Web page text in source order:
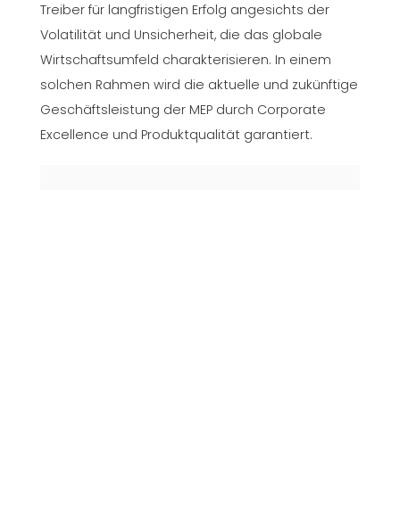
Treiber für langfristigen Erfolg angesichts der
Volatilität und Unsicherheit, die das globale
Wirtschaftsumfeld charakterisieren. In einem
solchen Rahmen wird die aktuelle und zukünftige
Geschäftsleistung der MEP durch Corporate
Excellence und Produktqualität garantiert.